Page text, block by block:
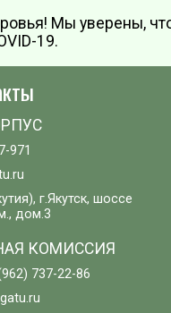
Мы уверены,
19.
971
г.Якутск, шоссе
дом.3
КОМИССИЯ
737-22-86